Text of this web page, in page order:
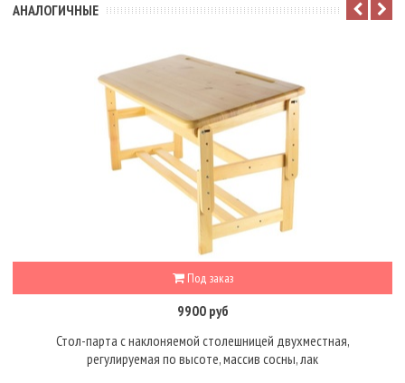
АНАЛОГИЧНЫЕ
Под заказ
9900 руб
Стол-парта с наклоняемой столешницей двухместная,
регулируемая по высоте, массив сосны, лак